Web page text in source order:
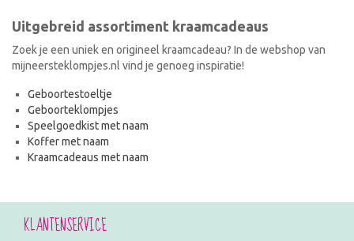
Uitgebreid assortiment kraamcadeaus
Zoek je een uniek en origineel kraamcadeau? In de webshop van
mijneersteklompjes.nl vind je genoeg inspiratie!
Geboortestoeltje
Geboorteklompjes
Speelgoedkist met naam
Koffer met naam
Kraamcadeaus met naam
KLANTENSERVICE